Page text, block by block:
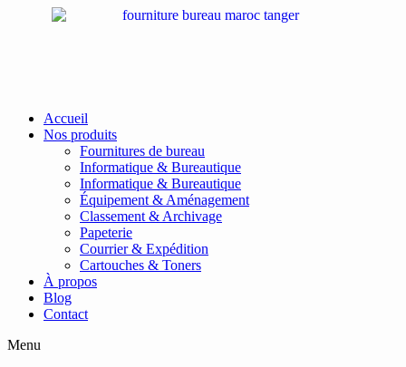
Accueil
Nos produits
Fournitures de bureau
Informatique & Bureautique
Informatique & Bureautique
Équipement & Aménagement
Classement & Archivage
Papeterie
Courrier & Expédition
Cartouches & Toners
À propos
Blog
Contact
Menu